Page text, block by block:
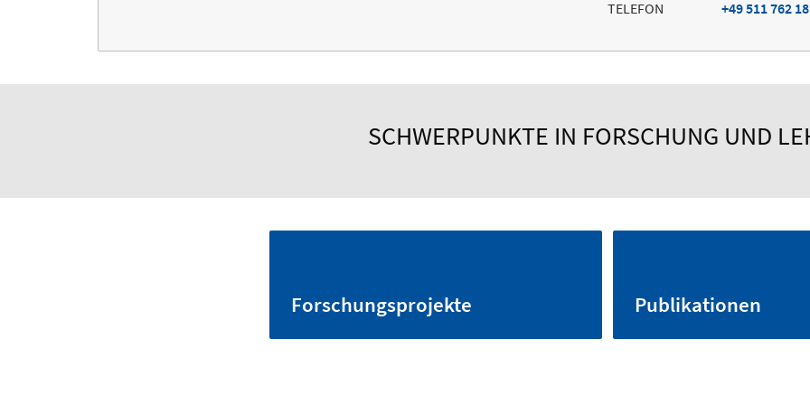
TELEFON
+49 511 762
SCHWERPUNKTE IN FORSCHUNG UND
Forschungsprojekte Publikationen